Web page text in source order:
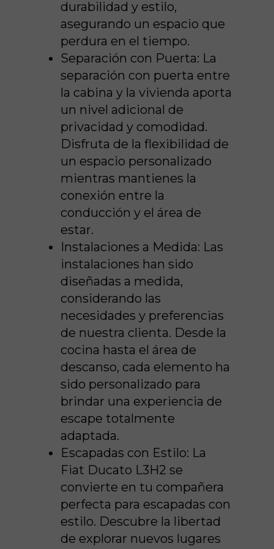
durabilidad y estilo,
asegurando un espacio que
perdura en el tiempo.
Separación con Puerta: La
separación con puerta entre
la cabina y la vivienda aporta
un nivel adicional de
privacidad y comodidad.
Disfruta de la flexibilidad de
un espacio personalizado
mientras mantienes la
conexión entre la
conducción y el área de
estar.
Instalaciones a Medida: Las
instalaciones han sido
diseñadas a medida,
considerando las
necesidades y preferencias
de nuestra clienta. Desde la
cocina hasta el área de
descanso, cada elemento ha
sido personalizado para
brindar una experiencia de
escape totalmente
adaptada.
Escapadas con Estilo: La
Fiat Ducato L3H2 se
convierte en tu compañera
perfecta para escapadas con
estilo. Descubre la libertad
de explorar nuevos lugares